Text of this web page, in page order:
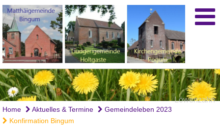
Löwenzahn
Home Aktuelles & Termine
Gemeindeleben 2023
Konfirmation Bingum